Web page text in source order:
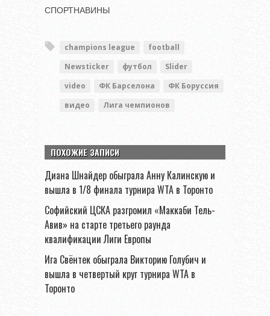
СПОРТНАВИНЫ
champions league
football
Newsticker
футбол
Slider
video
ФК Барселона
ФК Боруссия
видео
Лига чемпионов
ПОХОЖИЕ ЗАПИСИ
Диана Шнайдер обыграла Анну Калинскую и
вышла в 1/8 финала турнира WTA в Торонто
Софийский ЦСКА разгромил «Маккаби Тель-
Авив» на старте третьего раунда
квалификации Лиги Европы
Ига Свёнтек обыграла Викторию Голубич и
вышла в четвертый круг турнира WTA в
Торонто